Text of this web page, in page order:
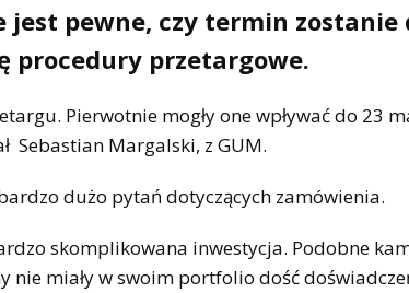
jest pewne, czy termin
procedury przetargowe.
Pierwotnie mogły one wpływać do 23
Sebastian Margalski, z GUM.
dużo pytań dotyczących zamówienia.
skomplikowana inwestycja. Podobne
miały w swoim portfolio dość